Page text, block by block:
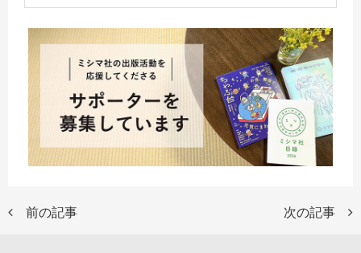
前の記事 次の記事